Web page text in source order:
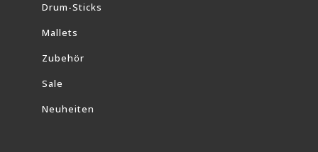
Drum-Sticks
Mallets
Zubehör
Sale
Neuheiten